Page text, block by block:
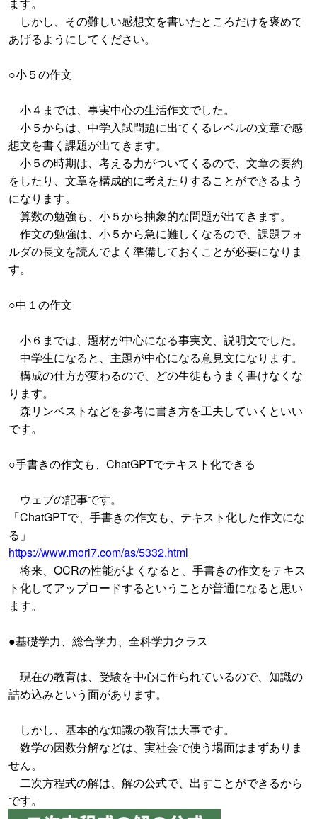
ます。
しかし、その難しい感想文を書いたところだけを褒めて
あげるようにしてください。
○小５の作文
小４までは、事実中心の生活作文でした。
小５からは、中学入試問題に出てくるレベルの文章で感
想文を書く課題が出てきます。
小５の時期は、考える力がついてくるので、文章の要約
をしたり、文章を構成的に考えたりすることができるよう
になります。
算数の勉強も、小５から抽象的な問題が出てきます。
作文の勉強は、小５から急に難しくなるので、課題フォ
ルダの長文を読んでよく準備しておくことが必要になりま
す。
○中１の作文
小６までは、題材が中心になる事実文、説明文でした。
中学生になると、主題が中心になる意見文になります。
構成の仕方が変わるので、どの生徒もうまく書けなくな
ります。
森リンベストなどを参考に書き方を工夫していくといい
です。
○手書きの作文も、ChatGPTでテキスト化できる
ウェブの記事です。
「ChatGPTで、手書きの作文も、テキスト化した作文にな
る」
https://www.mori7.com/as/5332.html
将来、OCRの性能がよくなると、手書きの作文をテキス
ト化してアップロードするということが普通になると思い
ます。
●基礎学力、総合学力、全科学力クラス
現在の教育は、受験を中心に作られているので、知識の
詰め込みという面があります。
しかし、基本的な知識の教育は大事です。
数学の因数分解などは、実社会で使う場面はまずありま
せん。
二次方程式の解は、解の公式で、出すことができるから
です。